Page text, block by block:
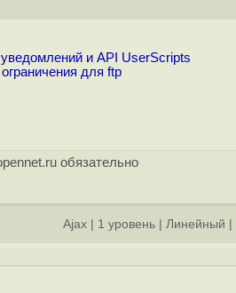
и API UserScripts
для ftp
обязательно
Ajax 1 уровень Линейный